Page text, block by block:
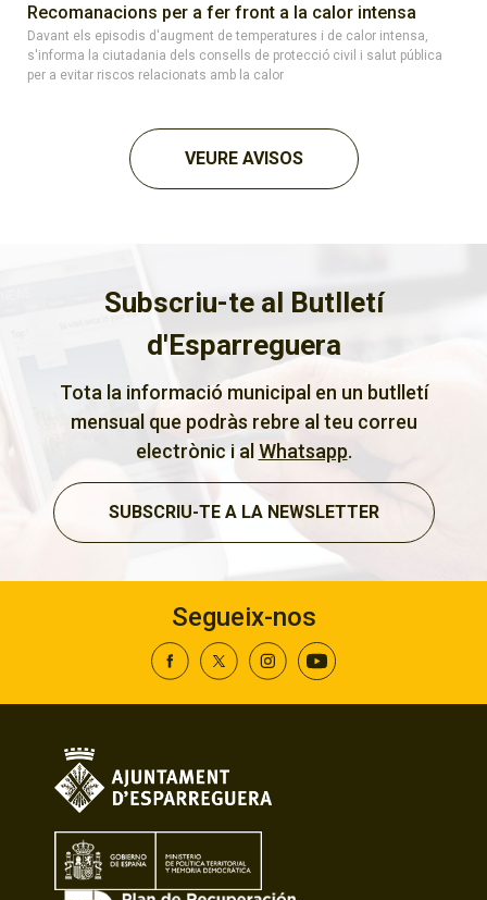
Recomanacions per a fer front a la calor intensa
Davant els episodis d'augment de temperatures i de calor intensa,
s'informa la ciutadania dels consells de protecció civil i salut pública
per a evitar riscos relacionats amb la calor
VEURE AVISOS
Subscriu-te al Butlletí
d'Esparreguera
Tota la informació municipal en un butlletí
mensual que podràs rebre al teu correu
electrònic i al Whatsapp.
SUBSCRIU-TE A LA NEWSLETTER
Segueix-nos